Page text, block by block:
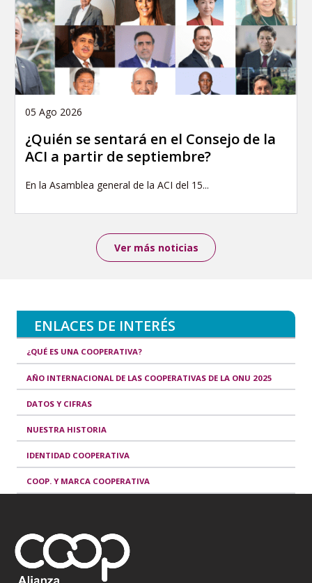
05 Ago 2026
¿Quién se sentará en el Consejo de la
ACI a partir de septiembre?
En la Asamblea general de la ACI del 15...
Ver más noticias
ENLACES DE INTERÉS
¿QUÉ ES UNA COOPERATIVA?
AÑO INTERNACIONAL DE LAS COOPERATIVAS DE LA ONU 2025
DATOS Y CIFRAS
NUESTRA HISTORIA
IDENTIDAD COOPERATIVA
COOP. Y MARCA COOPERATIVA